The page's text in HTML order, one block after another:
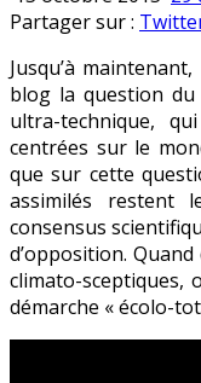
Partager sur :
Jusqu’à
blog la question du
ultra-technique,
centrées sur le
que sur cette
assimilés restent
consensus
d’opposition.
climato-sceptiques,
démarche « écolo-